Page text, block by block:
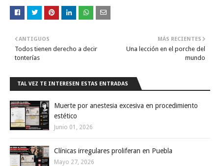
MÁS RECIENTES
Una lección en el porche del
mundo
ANTIGUOS
Todos tienen derecho a decir
tonterías
TAL VEZ TE INTERESEN ESTAS ENTRADAS
Muerte por anestesia excesiva en procedimiento
estético
Junio 01, 2026
Clínicas irregulares proliferan en Puebla
Mayo 27, 2026